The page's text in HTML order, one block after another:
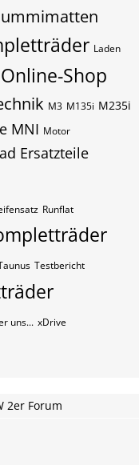
Laden
Shop
M3 M135i M235i
MNI Motor
Ersatzteile
Runflat
Testbericht
uns... xDrive
2er Forum